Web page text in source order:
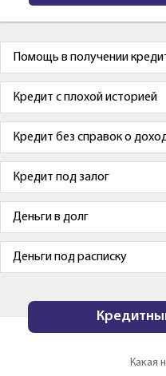
Помощь в получении
Кредит с плохой историей
Кредит без справок о
Кредит под залог
Деньги в долг
Деньги под расписку
Какая